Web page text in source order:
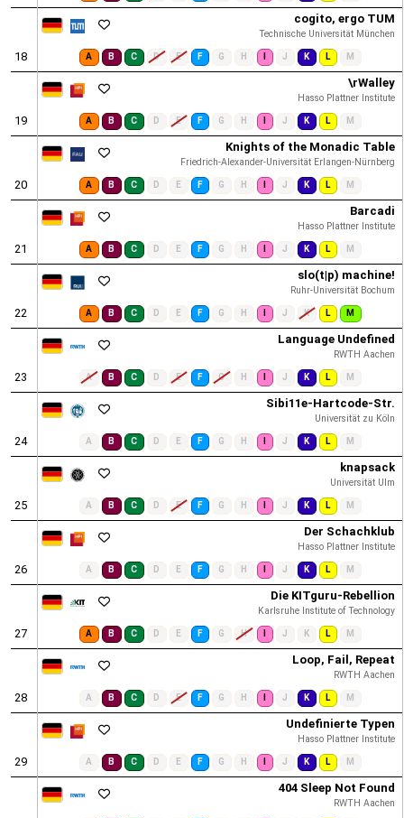
cogito, ergo TUM
Technische Universität München
18 A B C D E F G H J K L M
\rWalley
Hasso Plattner Institute
19 A B C D E F G H J K L M
Knights of the Monadic Table
Friedrich-Alexander-Universität Erlangen-Nürnberg
20 A B C D E F G H J K L M
Barcadi
Hasso Plattner Institute
21 A B C D E F G H J K L M
slo(t|p) machine!
Ruhr-Universität Bochum
22 A B C D E F G H J K L M
Language Undefined
RWTH Aachen
23 A B C D E F G H J K L M
Sibi11e-Hartcode-Str.
Universität zu Köln
24 A B C D E F G H J K L M
knapsack
Universität Ulm
25 A B C D E F G H J K L M
Der Schachklub
Hasso Plattner Institute
26 A B C D E F G H J K L M
Die KITguru-Rebellion
Karlsruhe Institute of Technology
27 A B C D E F G H J K L M
Loop, Fail, Repeat
RWTH Aachen
28 A B C D E F G H J K L M
Undefinierte Typen
Hasso Plattner Institute
29 A B C D E F G H J K L M
404 Sleep Not Found
RWTH Aachen